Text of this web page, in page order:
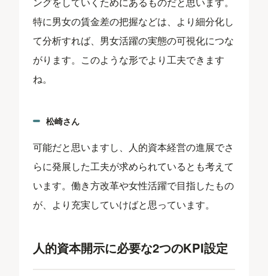
特に男女の賃金差の把握などは、より細分化し
て分析すれば、男女活躍の実態の可視化につな
がります。このような形でより工夫できます
ね。
松崎さん
可能だと思いますし、人的資本経営の進展でさ
らに発展した工夫が求められているとも考えて
います。働き方改革や女性活躍で目指したもの
が、より充実していけばと思っています。
人的資本開示に必要な2つのKPI設定